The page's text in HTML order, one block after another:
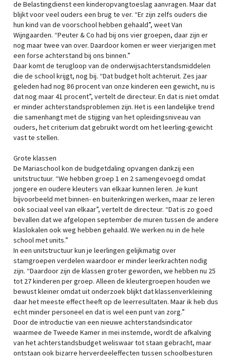
de Belastingdienst een kinderopvangtoeslag aanvragen. Maar dat
blijkt voor veel ouders een brug te ver. “Er zijn zelfs ouders die
hun kind van de voorschool hebben gehaald”, weet Van
Wijngaarden. “Peuter & Co had bij ons vier groepen, daar zijn er
nog maar twee van over. Daardoor komen er weer vierjarigen met
een forse achterstand bij ons binnen.”
Daar komt de terugloop van de onderwijsachterstandsmiddelen
die de school krijgt, nog bij. “Dat budget holt achteruit. Zes jaar
geleden had nog 86 procent van onze kinderen een gewicht, nu is
dat nog maar 41 procent”, vertelt de directeur. En dat is niet omdat
er minder achterstandsproblemen zijn. Het is een landelijke trend
die samenhangt met de stijging van het opleidingsniveau van
ouders, het criterium dat gebruikt wordt om het leerling-gewicht
vast te stellen.
Grote klassen
De Mariaschool kon de budgetdaling opvangen dankzij een
unitstructuur. “We hebben groep 1 en 2 samengevoegd omdat
jongere en oudere kleuters van elkaar kunnen leren. Je kunt
bijvoorbeeld met binnen- en buitenkringen werken, maar ze leren
ook sociaal veel van elkaar”, vertelt de directeur. “Dat is zo goed
bevallen dat we afgelopen september de muren tussen de andere
klaslokalen ook weg hebben gehaald. We werken nu in de hele
school met units.”
In een unitstructuur kun je leerlingen gelijkmatig over
stamgroepen verdelen waardoor er minder leerkrachten nodig
zijn. “Daardoor zijn de klassen groter geworden, we hebben nu 25
tot 27 kinderen per groep. Alleen de kleutergroepen houden we
bewust kleiner omdat uit onderzoek blijkt dat klassenverkleining
daar het meeste effect heeft op de leerresultaten. Maar ik heb dus
echt minder personeel en dat is wel een punt van zorg.”
Door de introductie van een nieuwe achterstandsindicator
waarmee de Tweede Kamer in mei instemde, wordt de afkalving
van het achterstandsbudget weliswaar tot staan gebracht, maar
ontstaan ook bizarre herverdeeleffecten tussen schoolbesturen